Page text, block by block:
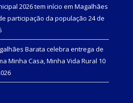
2026 tem início em Magalhães
participação da população 24 de
Barata celebra entrega de
Minha Casa, Minha Vida Rural 10